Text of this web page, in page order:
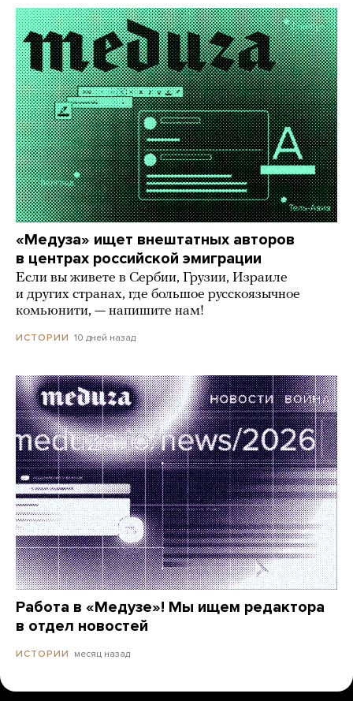
«Медуза» ищет внештатных авторов
в центрах российской эмиграции
Если вы живете в Сербии, Грузии, Израиле
и других странах, где большое русскоязычное
комьюнити, — напишите нам!
ИСТОРИИ 10 дней назад
Работа в «Медузе»! Мы ищем редактора
в отдел новостей
ИСТОРИИ месяц назад